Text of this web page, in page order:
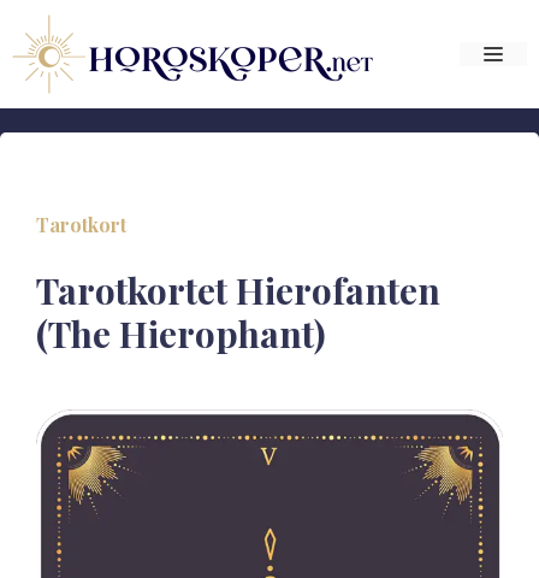
indhold
Tarotkort
Tarotkortet Hierofanten
(The Hierophant)